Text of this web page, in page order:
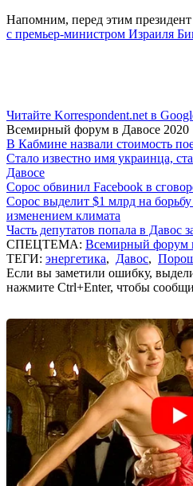
Напомним, перед этим
с премьер-министром Израиля
Читайте Korrespondent.net в
Всемирный форум в Давосе 2020
В Кабмине назвали стоимость
Стало известно имя украинца,
Давосе
Сорос обвинил Facebook в
Сорос выделит $1 млрд на
изменением климата
Часть депутатов попала в Давос
СПЕЦТЕМА: Всемирный форум
ТЕГИ: энергетика, Давос,
Если вы заметили ошибку,
нажмите Ctrl+Enter, чтобы